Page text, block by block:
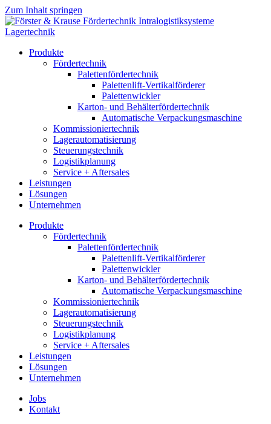
Zum Inhalt springen
Produkte
Fördertechnik
Palettenfördertechnik
Palettenlift-Vertikalförderer
Palettenwickler
Karton- und Behälterfördertechnik
Automatische Verpackungsmaschine
Kommissioniertechnik
Lagerautomatisierung
Steuerungstechnik
Logistikplanung
Service + Aftersales
Leistungen
Lösungen
Unternehmen
Produkte
Fördertechnik
Palettenfördertechnik
Palettenlift-Vertikalförderer
Palettenwickler
Karton- und Behälterfördertechnik
Automatische Verpackungsmaschine
Kommissioniertechnik
Lagerautomatisierung
Steuerungstechnik
Logistikplanung
Service + Aftersales
Leistungen
Lösungen
Unternehmen
Jobs
Kontakt